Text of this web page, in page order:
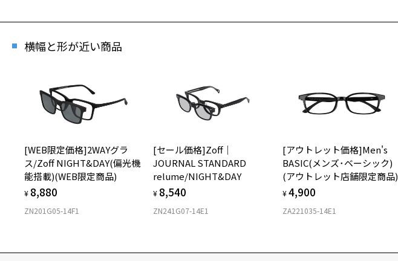
横幅と形が近い商品
[WEB限定価格]2WAYグラ
ス/Zoff NIGHT&DAY(偏光機
能搭載)(WEB限定商品)
¥ 8,880
ZN201G05-14F1
[セール価格]Zoff｜
JOURNAL STANDARD
relume/NIGHT&DAY
¥ 8,540
ZN241G07-14E1
[アウトレット価格]Men's
BASIC(メンズ･ベーシック)
(アウトレット店舗限定商品)
¥4,900
ZA221035-14E1